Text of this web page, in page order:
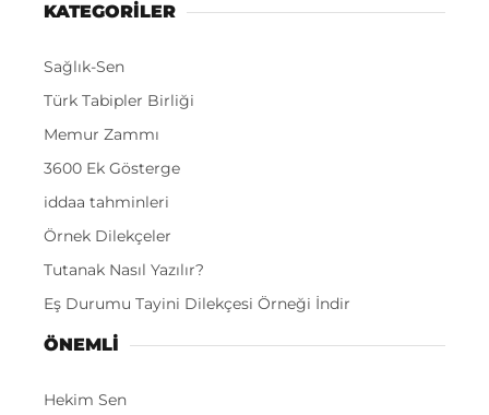
KATEGORİLER
Sağlık-Sen
Türk Tabipler Birliği
Memur Zammı
3600 Ek Gösterge
iddaa tahminleri
Örnek Dilekçeler
Tutanak Nasıl Yazılır?
Eş Durumu Tayini Dilekçesi Örneği İndir
ÖNEMLI
Hekim Sen